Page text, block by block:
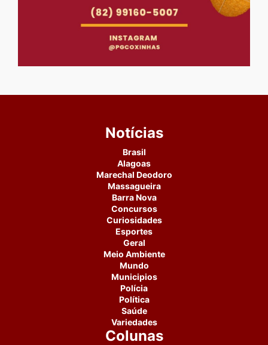
Notícias
Brasil
Alagoas
Marechal Deodoro
Massagueira
Barra Nova
Concursos
Curiosidades
Esportes
Geral
Meio Ambiente
Mundo
Municipios
Polícia
Política
Saúde
Variedades
Colunas